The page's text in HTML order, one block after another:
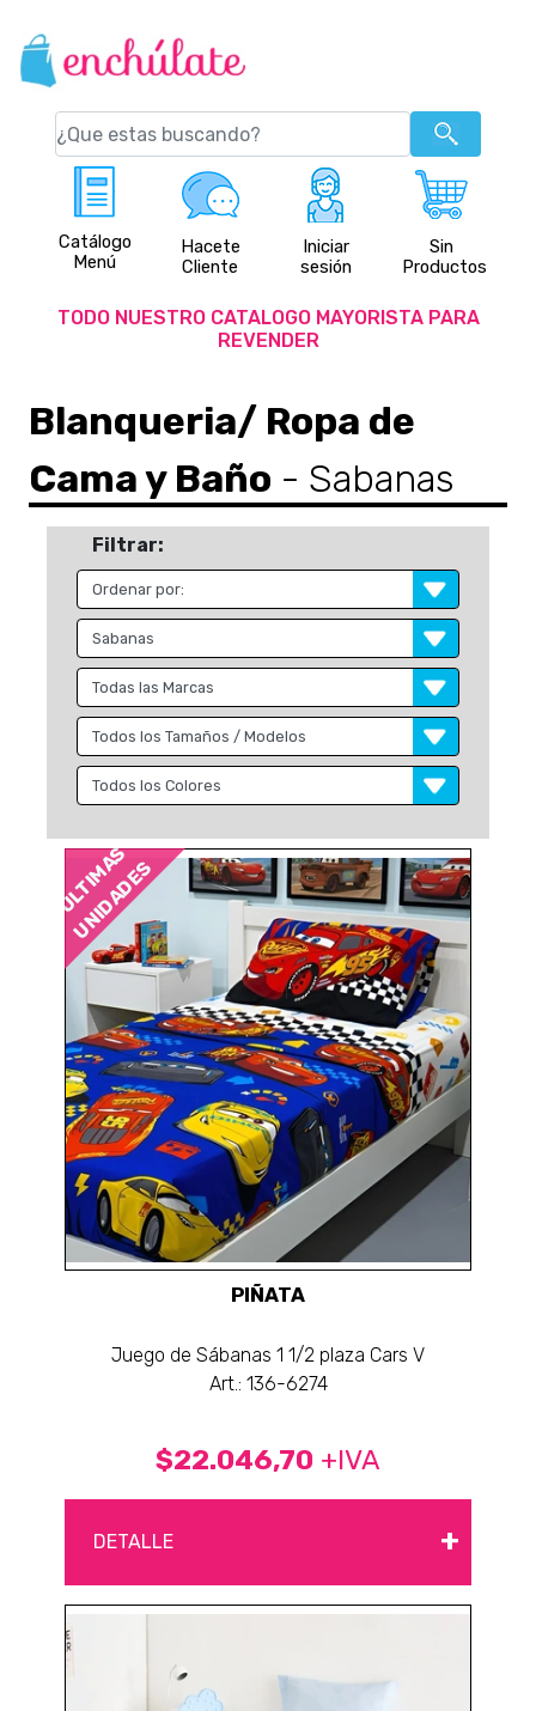
Catálogo
Menú
Hacete
Cliente
Iniciar
sesión
Sin
Productos
TODO NUESTRO CATALOGO MAYORISTA PARA
REVENDER
Blanqueria/ Ropa de
Cama y Baño - Sabanas
Filtrar:
ÚLTIMAS
UNIDADES
PIÑATA
Juego de Sábanas 1 1/2 plaza Cars V
Art.: 136-6274
$22.046,70 +IVA
DETALLE +